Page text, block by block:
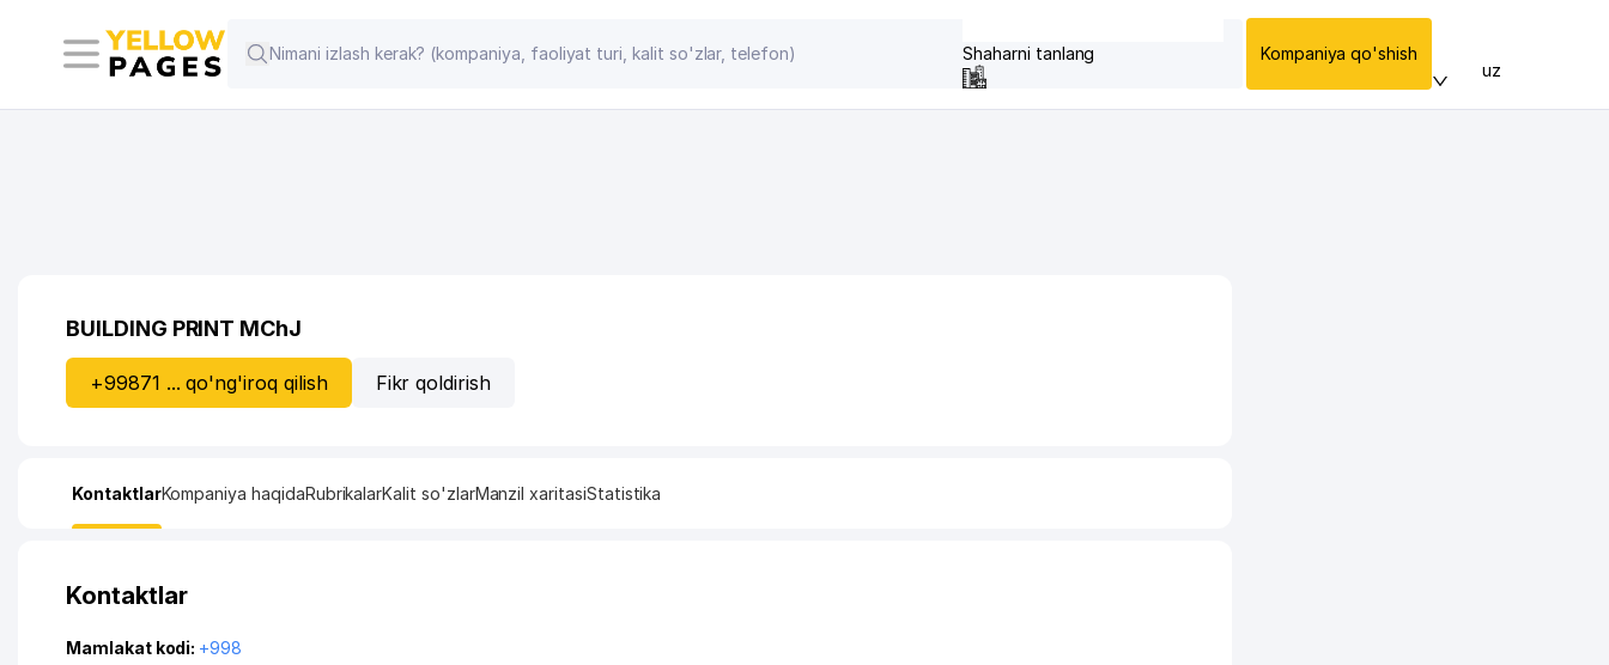
Shaharni tanlang Kompaniya qo'shish
uz
BUILDING PRINT MChJ
+99871 ... qo'ng'iroq qilish Fikr qoldirish
KontaktlarKompaniya haqidaRubrikalarKalit so'zlarManzil xaritasiStatistika
Kontaktlar
Mamlakat kodi: +998